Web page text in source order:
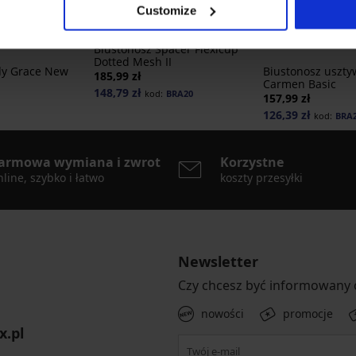
Customize
5
Grace New
4,9
Biustonosz Spacer Flexicup
Dotted Mesh II
185,99 zł
148,79 zł kod: BRA20
Biustonosz
Carmen Basic
157,99 zł
126,39 zł kod:
wymiana i zwrot
szybko i łatwo
Korzystne
koszty przesyłki
Newsletter
Czy chcesz być informowany
nowości promocje